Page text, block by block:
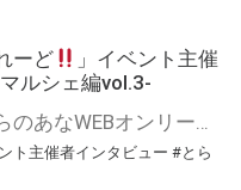
ーど
」イベント主催
ルシェ編vol.3-
こんにちは、とらのあなWEBオンリー運営スタッフです。 新たにお届けする、イベント主催者インタビュー-マルシェ編-は、 とらのあなWEBオンリー「マルシェ」をご利用した主催様に 「マルシェ」を使って開催した感想や心がけをお聞きする企画です。 今回は、WEBオンリー初開催「つるみかるぱれーど
ト主催者インタビュー #とら